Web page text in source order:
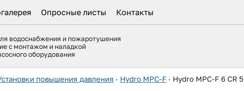
Опросные листы Контакты
водоснабжения и пожаротушения
с монтажом и наладкой
оборудования
повышения давления · Hydro MPC-F · Hydro MPC-F 6 CR